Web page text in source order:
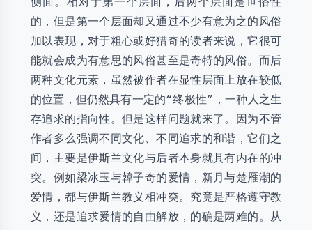
侧面。相对于第一个层面，后两个层面是世俗性
的，但是第一个层面却又通过不少有意为之的风俗
加以表现，对于粗心或好猎奇的读者来说，它很可
能就会成为有意思的风俗甚至是奇特的风俗。而后
两种文化元素，虽然被作者在显性层面上放在较低
的位置，但仍然具有一定的“终极性”，一种人之生
存追求的指向性。但是这样问题就来了。因为不管
作者多么强调不同文化、不同追求的和谐，它们之
间，主要是伊斯兰文化与后者本身就具有内在的冲
突。例如梁冰玉与韓子奇的爱情，新月与楚雁潮的
爱情，都与伊斯兰教义相冲突。究竟是严格遵守教
义，还是追求爱情的自由解放，的确是两难的。从